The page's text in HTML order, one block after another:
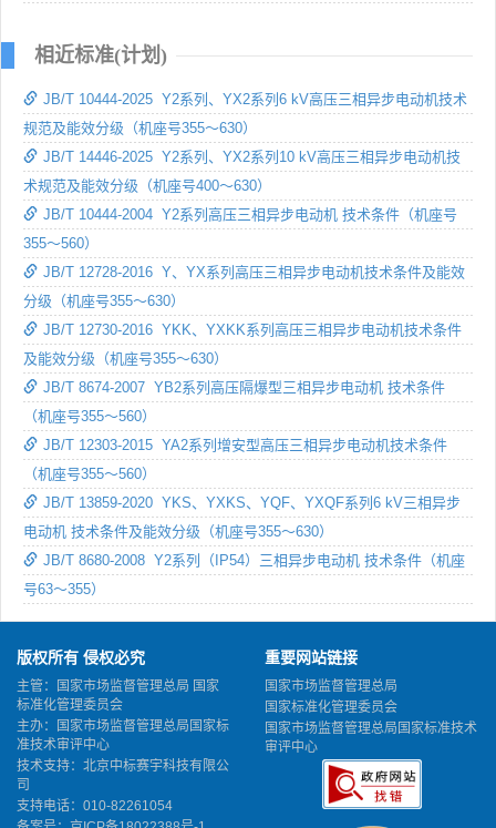
相近标准(计划)
JB/T 10444-2025 Y2系列、YX2系列6 kV高压三相异步电动机技术
规范及能效分级（机座号355～630）
JB/T 14446-2025 Y2系列、YX2系列10 kV高压三相异步电动机技
术规范及能效分级（机座号400～630）
JB/T 10444-2004 Y2系列高压三相异步电动机 技术条件（机座号
355～560）
JB/T 12728-2016 Y、YX系列高压三相异步电动机技术条件及能效
分级（机座号355～630）
JB/T 12730-2016 YKK、YXKK系列高压三相异步电动机技术条件
及能效分级（机座号355～630）
JB/T 8674-2007 YB2系列高压隔爆型三相异步电动机 技术条件
（机座号355～560）
JB/T 12303-2015 YA2系列增安型高压三相异步电动机技术条件
（机座号355～560）
JB/T 13859-2020 YKS、YXKS、YQF、YXQF系列6 kV三相异步
电动机 技术条件及能效分级（机座号355～630）
JB/T 8680-2008 Y2系列（IP54）三相异步电动机 技术条件（机座
号63～355）
版权所有 侵权必究
主管：国家市场监督管理总局 国家
标准化管理委员会
主办：国家市场监督管理总局国家标
准技术审评中心
技术支持：北京中标赛宇科技有限公
司
支持电话：010-82261054
重要网站链接
国家市场监督管理总局
国家标准化管理委员会
国家市场监督管理总局国家标准技术
审评中心